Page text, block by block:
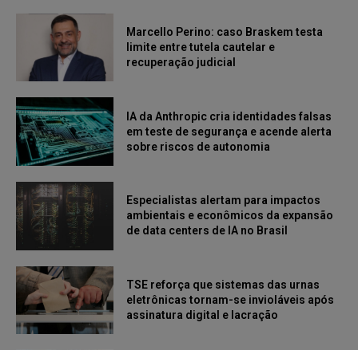
Marcello Perino: caso Braskem testa
limite entre tutela cautelar e
recuperação judicial
IA da Anthropic cria identidades falsas
em teste de segurança e acende alerta
sobre riscos de autonomia
Especialistas alertam para impactos
ambientais e econômicos da expansão
de data centers de IA no Brasil
TSE reforça que sistemas das urnas
eletrônicas tornam-se invioláveis após
assinatura digital e lacração